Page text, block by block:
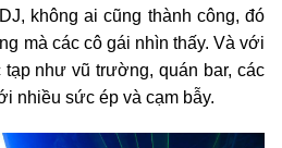
không ai cũng thành công, đó
mà các cô gái nhìn thấy. Và với
như vũ trường, quán bar, các
nhiều sức ép và cạm bẫy.